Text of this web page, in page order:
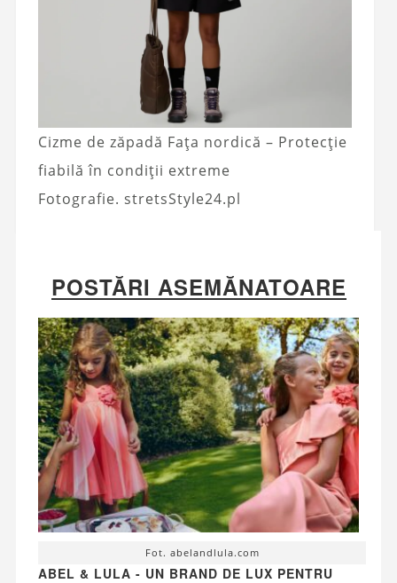
Cizme de zăpadă Fața nordică – Protecție
fiabilă în condiții extreme
Fotografie. stretsStyle24.pl
POSTĂRI ASEMĂNATOARE
Fot. abelandlula.com
ABEL & LULA - UN BRAND DE LUX PENTRU